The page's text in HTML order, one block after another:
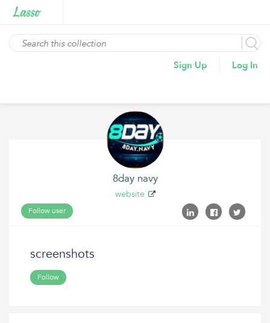
Sign Up Log In
8day navy
website
Follow user
screenshots
Follow